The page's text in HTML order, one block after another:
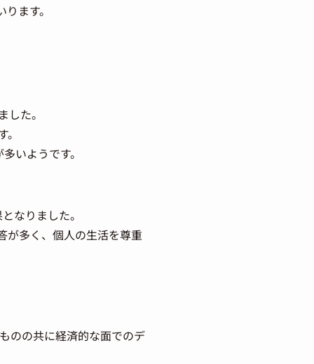
ます。
た。
いようです。
なりました。
が多く、個人の生活を尊重
のの共に経済的な面でのデ